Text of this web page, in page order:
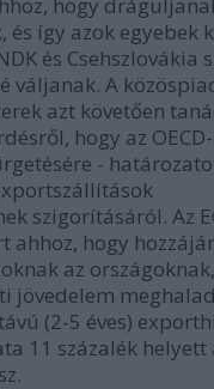
és így azok egyebek
és Csehszlovákia
váljanak. A
azt követően
hogy az
-
szigorításáról. Az
ahhoz, hogy
az
jövedelem
(2-5 éves)
11 százalék helyett